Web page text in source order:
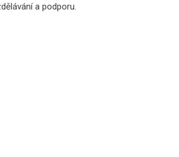
a podporu.